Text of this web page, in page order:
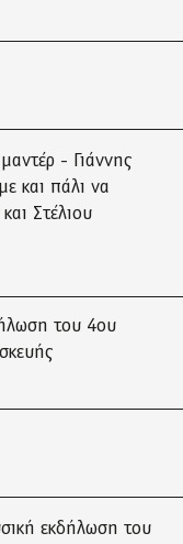
- Γιάννης
και πάλι να
Στέλιου
του 4ου
εκδήλωση του